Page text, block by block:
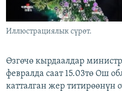
ЭЕ/АРнун бардык сайттары
Иллюстрациялык сүрөт.
Өзгөчө кырдаалдар
февралда саат 15.03тө Ош
катталган жер титирөөнүн